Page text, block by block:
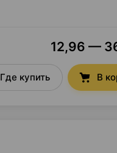
12,96 —
Где купить В